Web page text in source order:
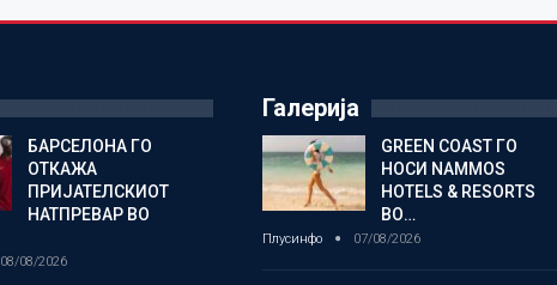
БАРСЕЛОНА ГО
ОТКАЖА
ПРИЈАТЕЛСКИОТ
НАТПРЕВАР ВО
08/08/2026
Галерија
GREEN COAST ГО
НОСИ NAMMOS
HOTELS & RESORTS
ВО…
Плусинфо 07/08/2026